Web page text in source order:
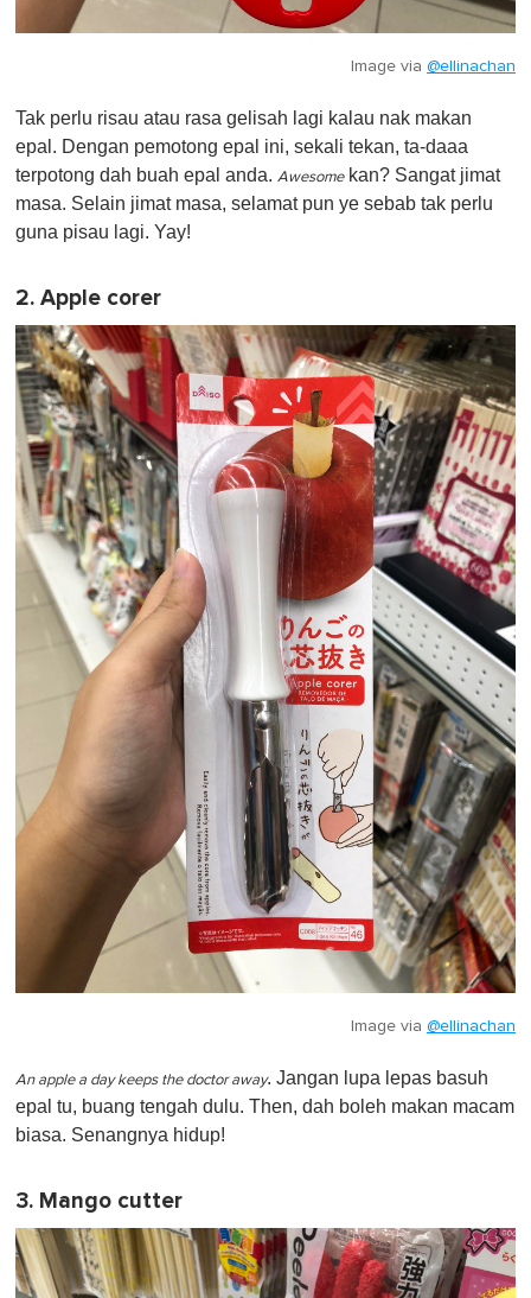
Image via @ellinachan
Tak perlu risau atau rasa gelisah lagi kalau nak makan
epal. Dengan pemotong epal ini, sekali tekan, ta-daaa
terpotong dah buah epal anda. Awesomekan? Sangat jimat
masa. Selain jimat masa, selamat pun ye sebab tak perlu
guna pisau lagi. Yay!
2. Apple corer
Image via @ellinachan
An apple a day keeps the doctor away. Jangan lupa lepas basuh
epal tu, buang tengah dulu. Then, dah boleh makan macam
biasa. Senangnya hidup!
3. Mango cutter